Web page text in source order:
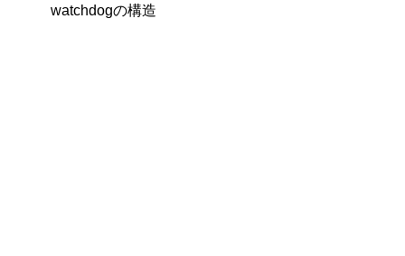
watchdogの構造